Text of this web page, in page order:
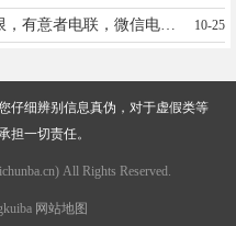
诚聘书法合作老师，男女不限，有意者电联，微信电话同步王女士15246940067 10-25
仔细辨别信息真伪，对于虚假类等
担一切责任。
All Rights Reserved.
网站地图